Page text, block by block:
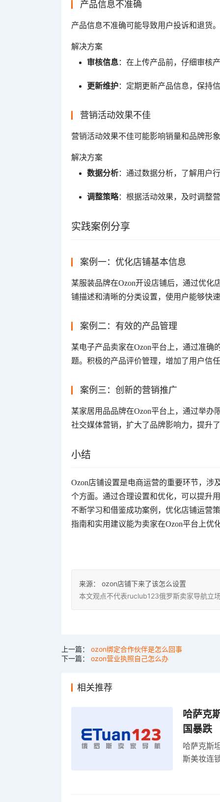
产品信息不准确
产品信息不准确可能导致用户投诉和退货。
解决方案
审核信息：在上传产品前，仔细审核
更新维护：定期更新产品信息，保持
营销活动效果不佳
营销活动效果不佳可能影响销量和品牌形
解决方案
数据分析：通过数据分析，了解用户
调整策略：根据活动效果，及时调整
实践案例分享
案例一：优化店铺基本信息
某服装品牌在Ozon开设店铺后，通过优化
铺描述和清晰的分类设置，使用户能够快
案例二：有效的产品管理
某电子产品卖家在Ozon平台上，通过准
题。积极的产品评价管理，增加了用户信
案例三：创新的营销推广
某家居用品品牌在Ozon平台上，通过举
社交媒体营销，扩大了品牌影响力，提升
小结
Ozon店铺设置是电商运营的重要环节，涉
个方面。通过合理设置和优化，可以提升
不断学习和借鉴成功案例，优化店铺运营
指南和实用建议能为卖家在Ozon平台上优
来源：
ozon店铺下来了该怎么设置
本文观点不代表ruclub123俄罗斯卖家导航立
上一篇： ozon绑定合作伙伴是怎么回事
下一篇： ozon营业执照自己怎么办
相关推荐
哈萨克
国暴跌
哈萨克斯
斯美妆连